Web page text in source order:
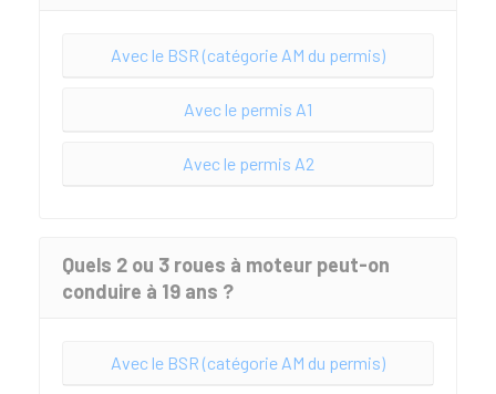
Avec le BSR (catégorie AM du permis)
Avec le permis A1
Avec le permis A2
Quels 2 ou 3 roues à moteur peut-on
conduire à 19 ans ?
Avec le BSR (catégorie AM du permis)